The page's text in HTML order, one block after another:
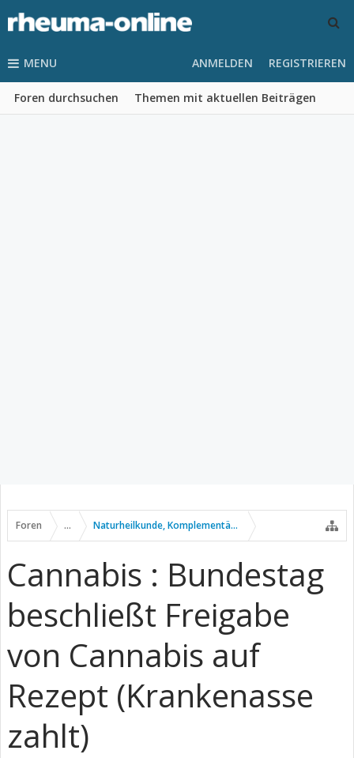
MENU
Foren durchsuchen Themen mit aktuellen Beiträgen
ANMELDEN REGISTRIEREN
Foren ... Naturheilkunde, Komplementär- u. Alternativmedizin
Cannabis : Bundestag
beschließt Freigabe
von Cannabis auf
Rezept (Krankenasse
zahlt)